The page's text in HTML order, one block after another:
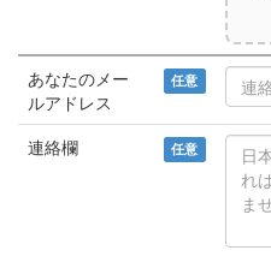
あなたのメー
ルアドレス
任意
連絡欄 任意